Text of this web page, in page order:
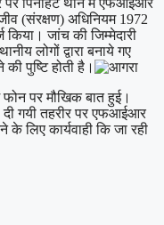
(संरक्षण) अधिनियम 1972
जांच की जिम्मेदारी
लोगों द्वारा बनाये गए
पुष्टि होती है।
फोन पर मौखिक बात हुई।
दी गयी तहरीर पर एफआईआर
के लिए कार्यवाही कि जा रही